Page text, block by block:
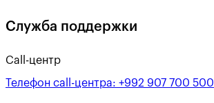
Служба поддержки
Call-центр
Телефон call-центра: +992 907 700 500